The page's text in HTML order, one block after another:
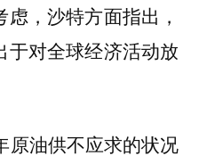
，沙特方面指出，
于对全球经济活动放
原油供不应求的状况